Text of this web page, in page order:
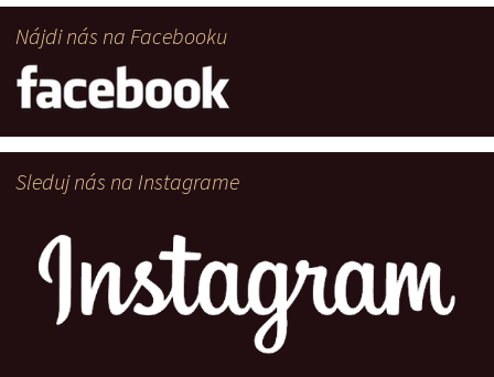
Nájdi nás na Facebooku
Sleduj nás na Instagrame